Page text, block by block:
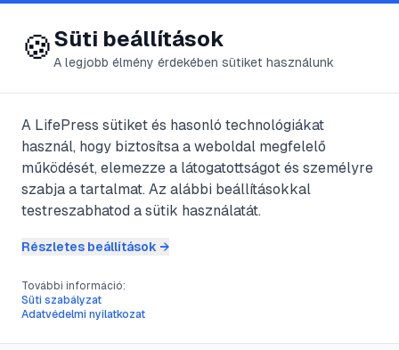
😍 LifePress
@tirca
2025. október 13. ·7 perc olvasás
Hogyan írjunk
hatékony
ajánlólevelet
egyetemi
🍪Süti beállítások
A legjobb élmény érdekében sütiket használunk
A LifePress sütiket és hasonló technológiákat
használ, hogy biztosítsa a weboldal megfelelő
működését, elemezze a látogatottságot és személyre
szabja a tartalmat. Az alábbi beállításokkal
testreszabhatod a sütik használatát.
Részletes beállítások →
További információ:
Süti szabályzat
Adatvédelmi nyilatkozat